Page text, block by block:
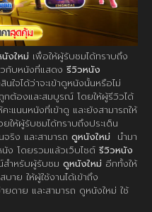
งใหม่ เพื่อให้ผู้รับชมได้ทราบถึง
วกับหนังที่แสดง รีวิวหนัง
ใจได้ว่าจะเข้าดูหนังนั้นหรือไม่
กต้องและสมบูรณ์ โดยให้ผู้รีวิวได้
ะแนนหนังที่เข้าดู และยังสามารถให้
ให้ผู้รับชมได้ทราบถึงประเด็น
ริง และสามารถ ดูหนังใหม่ นำมา
นัง โดยรวมแล้วเว็บไซต์ รีวิวหนัง
สำหรับผู้รับชม ดูหนังใหม่ อีกทั้งให้
าย ให้ผู้ใช้งานได้เข้าถึง
ยดาย และสามารถ ดูหนังใหม่ ใช้